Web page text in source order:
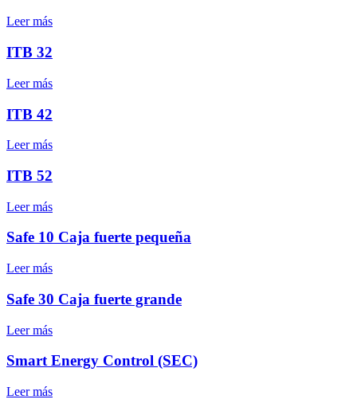
Leer más
ITB 32
Leer más
ITB 42
Leer más
ITB 52
Leer más
Safe 10 Caja fuerte pequeña
Leer más
Safe 30 Caja fuerte grande
Leer más
Smart Energy Control (SEC)
Leer más